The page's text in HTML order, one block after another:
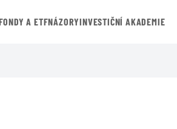
A ETFNÁZORYINVESTIČNÍ AKADEMIE